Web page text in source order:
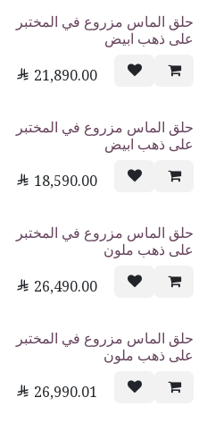
حلق الماس مزروع في المختبر
على ذهب ابيض
 21,890.00
حلق الماس مزروع في المختبر
على ذهب ابيض
 18,590.00
حلق الماس مزروع في المختبر
على ذهب ملون
 26,490.00
حلق الماس مزروع في المختبر
على ذهب ملون
 26,990.01